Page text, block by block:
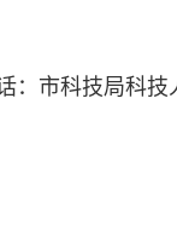
：市科技局科